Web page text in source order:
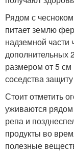
Рядом с
питает землю
надземной части
дополнительных
размером от 5 см
соседства
Стоит отметить
уживаются рядом
репа и
продукты во
полезные